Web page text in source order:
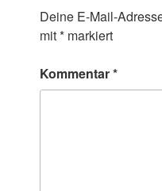
Deine E-Mail-
mit* markiert
Kommentar*